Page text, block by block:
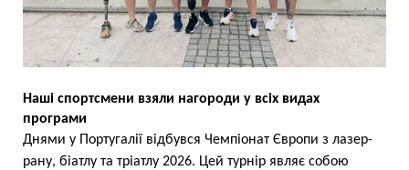
Наші спортсмени взяли нагороди у всіх видах
програми
Днями у Португалії відбувся Чемпіонат Європи з лазер-
рану, біатлу та тріатлу 2026. Цей турнір являє собою